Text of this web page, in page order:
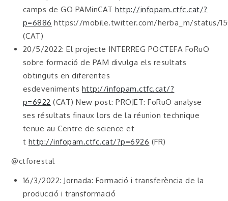
camps de GO PAMinCAThttp://infopam.ctfc.cat/?
p=6886 https://mobile.twitter.com/herba_m/status/
(CAT)
20/5/2022: El projecte INTERREG POCTEFA FoRuO
sobre formació de PAM divulga els resultats
obtinguts en diferentes
esdeveniments http://infopam.ctfc.cat/?
p=6922 (CAT) New post: PROJET: FoRuO analyse
ses résultats finaux lors de la réunion technique
tenue au Centre de science et
t http://infopam.ctfc.cat/?p=6926 (FR)
@ctforestal
16/3/2022: Jornada: Formació i transferència de la
producció i transformació